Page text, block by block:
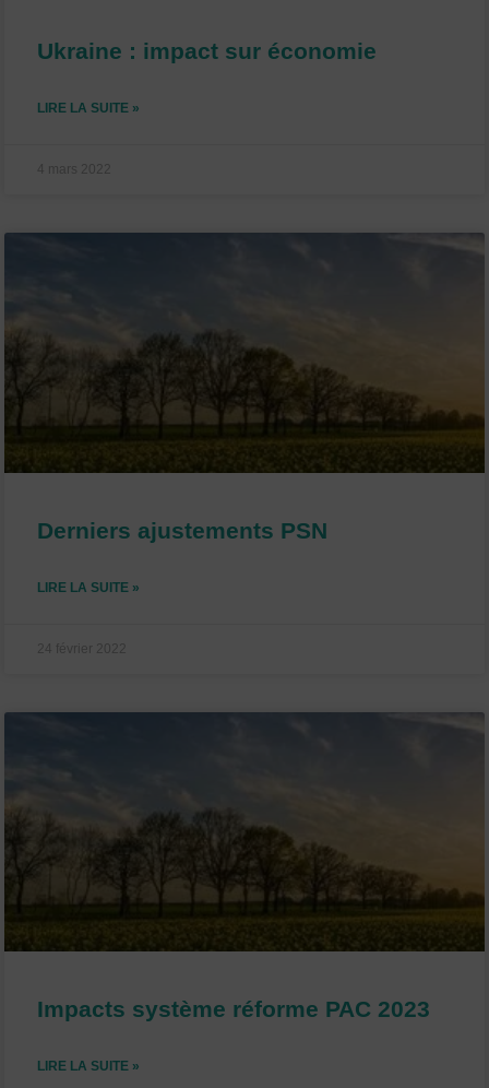
Ukraine : impact sur économie
LIRE LA SUITE »
4 mars 2022
Derniers ajustements PSN
LIRE LA SUITE »
24 février 2022
Impacts système réforme PAC 2023
LIRE LA SUITE »